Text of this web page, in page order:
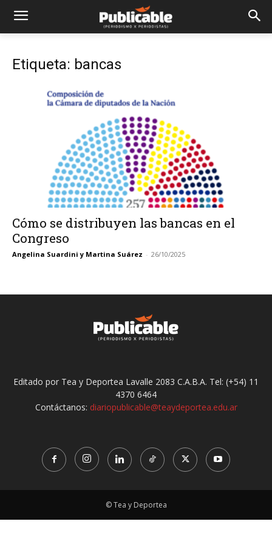
Etiqueta: bancas
Cómo se distribuyen las bancas en el
Congreso
Angelina Suardini y Martina Suárez - 26/10/2025
Editado por Tea y Deportea Lavalle 2083 C.A.B.A. Tel: (+54) 11
4370 6464
Contáctanos: diariopublicable@teaydeportea.edu.ar
© Tea y Deportea